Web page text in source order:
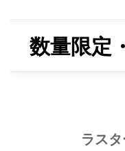
数量限定
ラス